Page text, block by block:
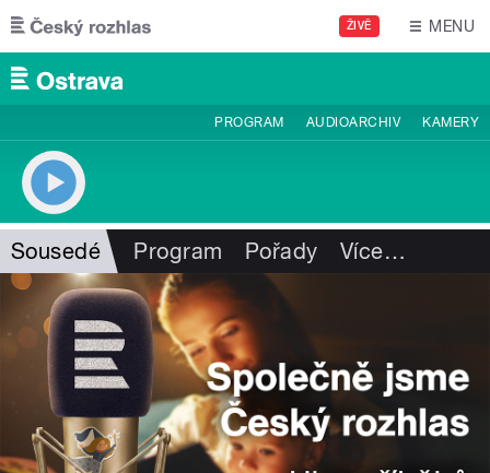
Přejít k hlavnímu obsahu
ŽIVĚ MENU
PROGRAM AUDIOARCHIV KAMERY
Sousedé Program Pořady Více…